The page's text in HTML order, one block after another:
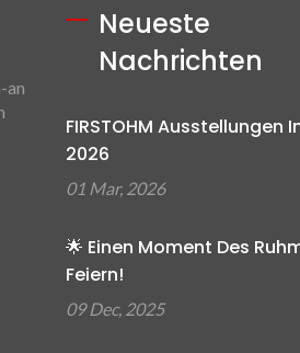
an
Neueste
Nachrichten
FIRSTOHM Ausstellungen
2026
01 Mar, 2026
🌟 Einen Moment Des
Feiern!
09 Dec, 2025